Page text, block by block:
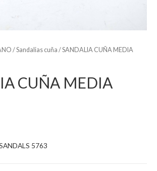
/Sandalias cuña / SANDALIA CUÑA MEDIA
CUÑA MEDIA
5763